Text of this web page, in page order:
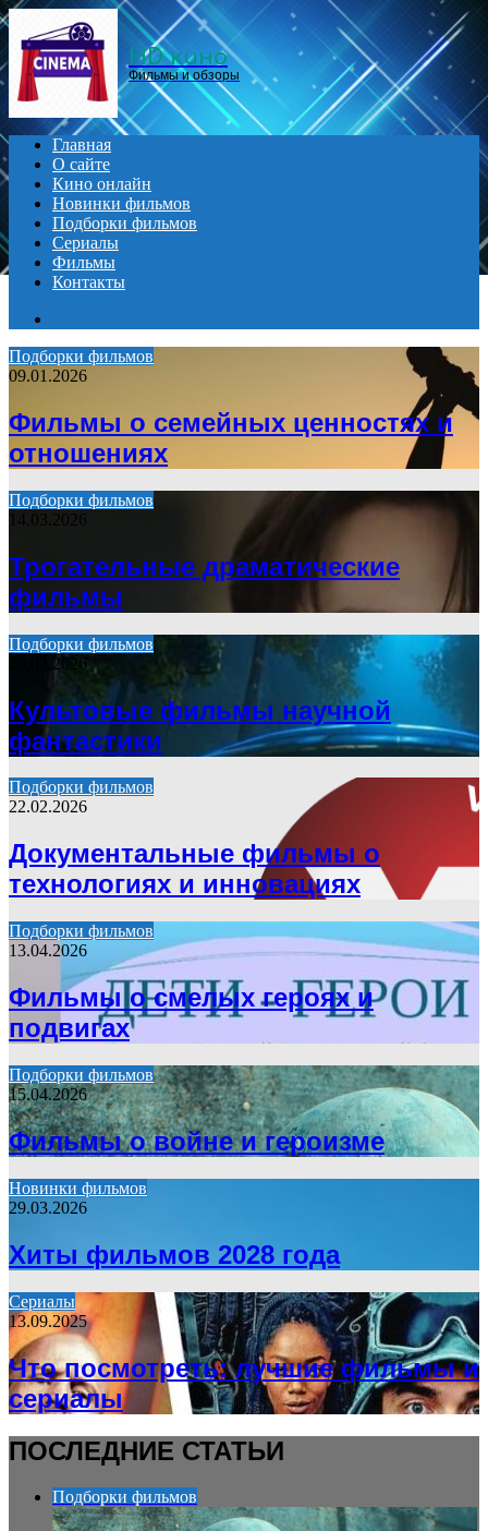
Menu
HD кино
Фильмы и обзоры
Главная
О сайте
Кино онлайн
Новинки фильмов
Подборки фильмов
Сериалы
Фильмы
Контакты
Подборки фильмов
09.01.2026
Фильмы о семейных ценностях и
отношениях
Подборки фильмов
14.03.2026
Трогательные драматические
фильмы
Подборки фильмов
20.03.2026
Культовые фильмы научной
фантастики
Подборки фильмов
22.02.2026
Документальные фильмы о
технологиях и инновациях
Подборки фильмов
13.04.2026
Фильмы о смелых героях и
подвигах
Подборки фильмов
15.04.2026
Фильмы о войне и героизме
Новинки фильмов
29.03.2026
Хиты фильмов 2028 года
Сериалы
13.09.2025
Что посмотреть: лучшие фильмы и
сериалы
ПОСЛЕДНИЕ СТАТЬИ
Подборки фильмов